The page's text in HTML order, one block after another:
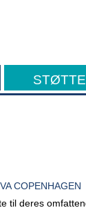
COPENHAGEN
til deres